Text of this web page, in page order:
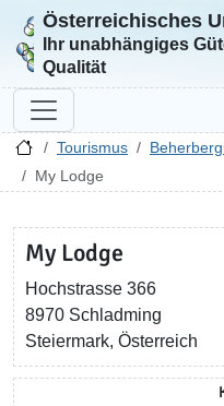
Zur Startseite
Österreichisches
Ihr unabhängiges
Qualität
Tourismus
My Lodge
My Lodge
Hochstrasse 366
8970 Schladming
Steiermark, Österreich